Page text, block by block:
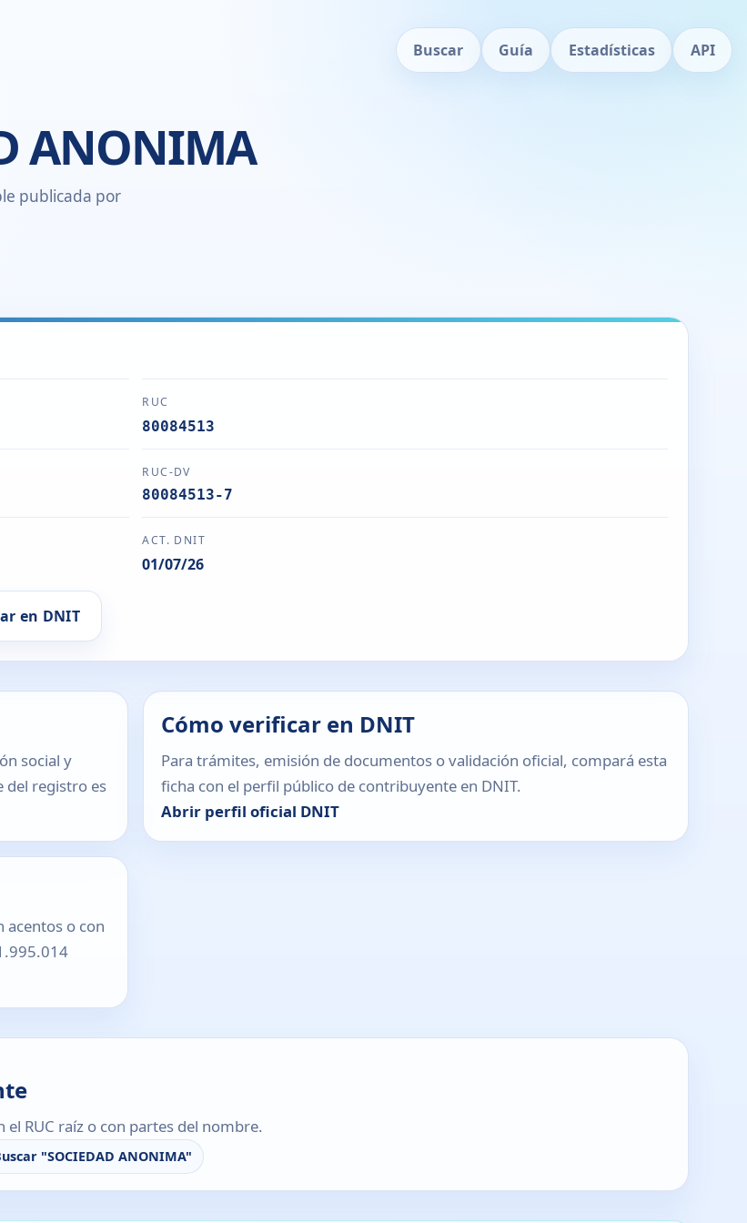
Buscar Guía Estadísticas API
ANONIMA
publicada por
RUC
80084513
RUC-DV
80084513-7
ACT. DNIT
01/07/26
en DNIT
social y
del registro es
Cómo verificar en DNIT
Para trámites, emisión de documentos o validación oficial, compará esta
ficha con el perfil público de contribuyente en DNIT.
Abrir perfil oficial DNIT
acentos o con
el RUC raíz o con partes del nombre.
"SOCIEDAD ANONIMA"